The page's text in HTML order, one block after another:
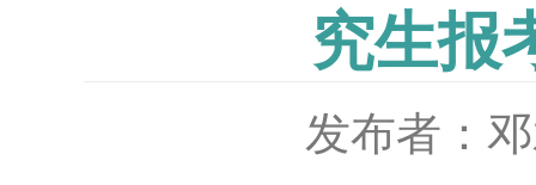
究生报
发布者：